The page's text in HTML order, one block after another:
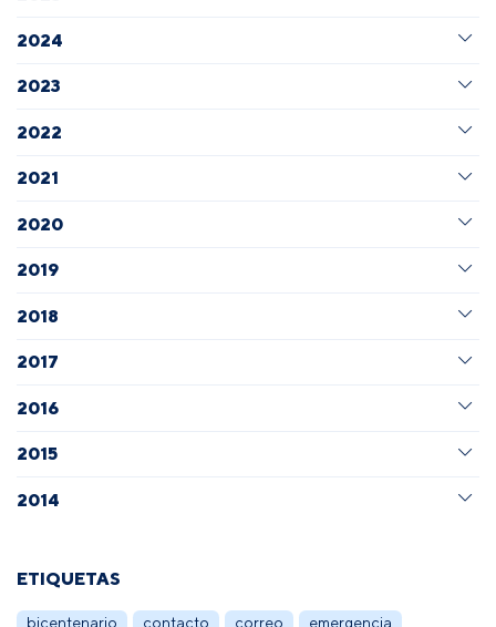
2024
2023
2022
2021
2020
2019
2018
2017
2016
2015
2014
ETIQUETAS
bicentenario contacto correo
emergencia